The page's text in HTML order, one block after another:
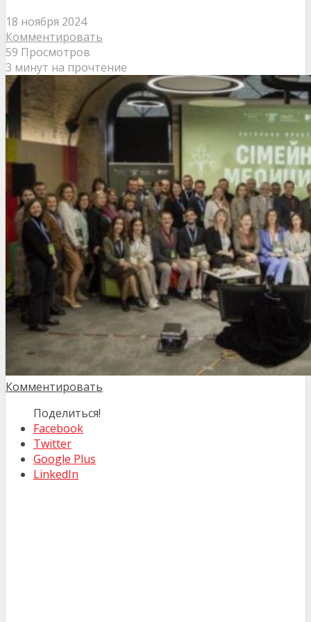
18 ноября 2024
Комментировать
59 Просмотров
3 минут на прочтение
Комментировать
Поделиться!
Facebook
Twitter
Google Plus
LinkedIn